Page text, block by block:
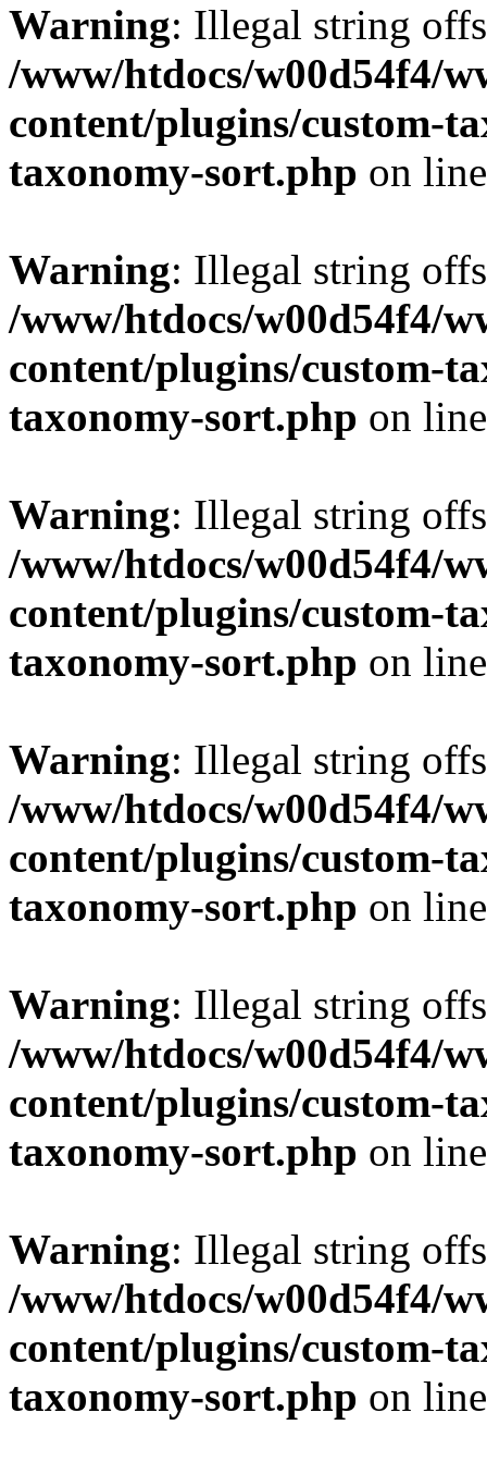
Warning: Illegal string
/www/htdocs/w00d54f4/
content/plugins/custom-
taxonomy-sort.php on
Warning: Illegal string
/www/htdocs/w00d54f4/
content/plugins/custom-
taxonomy-sort.php on
Warning: Illegal string
/www/htdocs/w00d54f4/
content/plugins/custom-
taxonomy-sort.php on
Warning: Illegal string
/www/htdocs/w00d54f4/
content/plugins/custom-
taxonomy-sort.php on
Warning: Illegal string
/www/htdocs/w00d54f4/
content/plugins/custom-
taxonomy-sort.php on
Warning: Illegal string
/www/htdocs/w00d54f4/
content/plugins/custom-
taxonomy-sort.php on